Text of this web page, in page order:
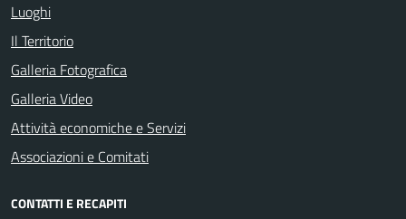
Luoghi
Il Territorio
Galleria Fotografica
Galleria Video
Attività economiche e Servizi
Associazioni e Comitati
CONTATTI E RECAPITI